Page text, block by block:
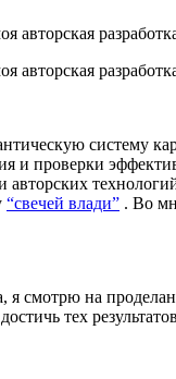
авторская
авторская
систему
и проверки
авторских
“свечей влади” . Во
я смотрю на
тех